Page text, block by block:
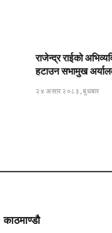
राजेन्द्र राईको
हटाउन सभामुख
२४ असार २०८३, बुधबार